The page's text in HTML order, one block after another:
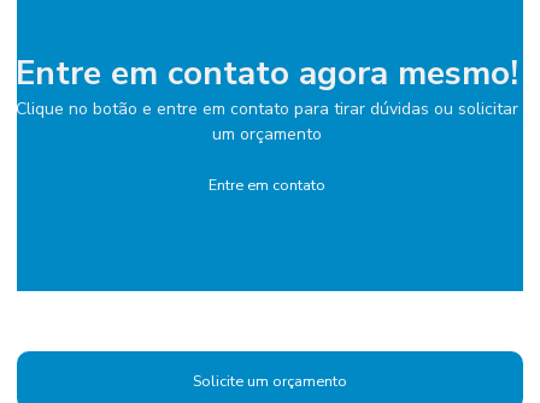
Entre em contato agora mesmo!
Clique no botão e entre em contato para tirar dúvidas ou solicitar
um orçamento
Entre em contato
Solicite um orçamento